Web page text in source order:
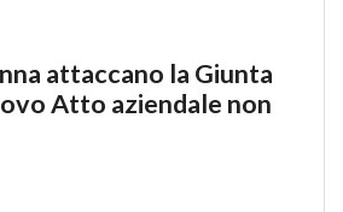
attaccano la Giunta
Atto aziendale non